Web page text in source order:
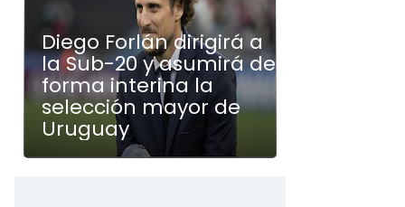
Diego Forlán dirigirá a
la Sub-20 y asumirá de
forma interina la
selección mayor de
Uruguay